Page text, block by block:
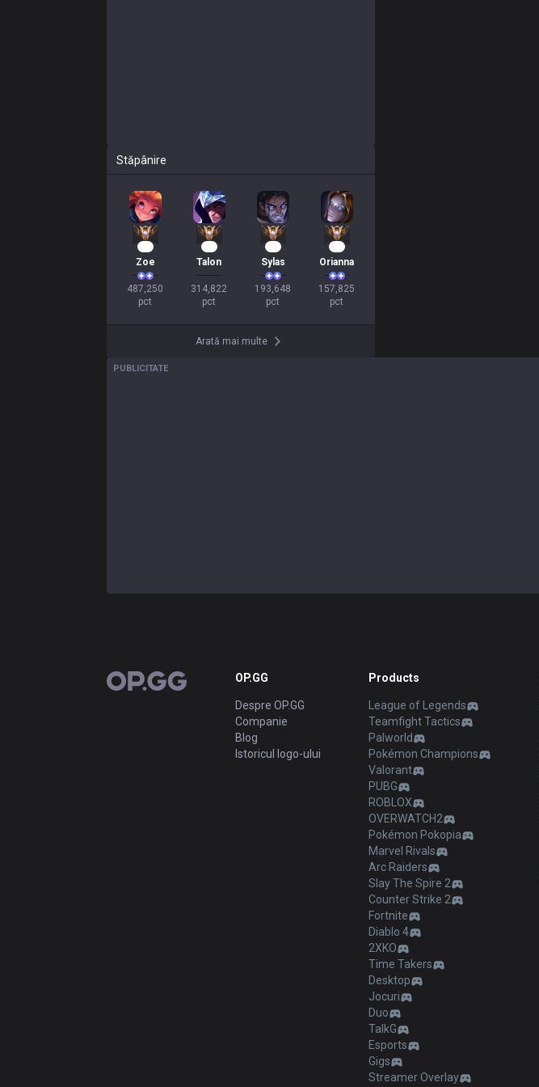
Stăpânire
Zoe
487,250
pct
Talon
314,822
pct
Sylas
193,648
pct
Orianna
157,825
pct
Arată mai multe
PUBLICITATE
OP.GG OP.GG
Despre OP.GG
Companie
Blog
Istoricul logo-ului
Products
League of Legends
Teamfight Tactics
Palworld
Pokémon Champions
Valorant
PUBG
ROBLOX
OVERWATCH2
Pokémon Pokopia
Marvel Rivals
Arc Raiders
Slay The Spire 2
Counter Strike 2
Fortnite
Diablo 4
2XKO
Time Takers
Desktop
Jocuri
Duo
TalkG
Esports
Gigs
Streamer Overlay